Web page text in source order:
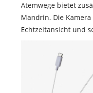
Atemwege bietet
Mandrin. Die
Echtzeitansicht und